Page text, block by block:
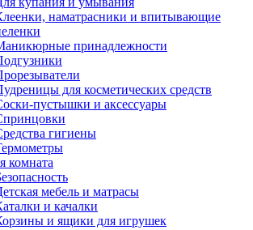
наматрасники и впитывающие
принадлежности
для косметических средств
пустышки и аксессуары
гигиены
комната
мебель и матрасы
и качалки
и ящики для игрушек